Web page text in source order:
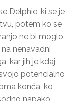
Delphie, ki se je
potem ko se
ne bi moglo
nenavadni
kar jih je kdaj
potencialno
konča, ko